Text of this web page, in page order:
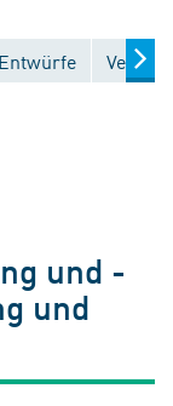
Entwürfe
und -
und